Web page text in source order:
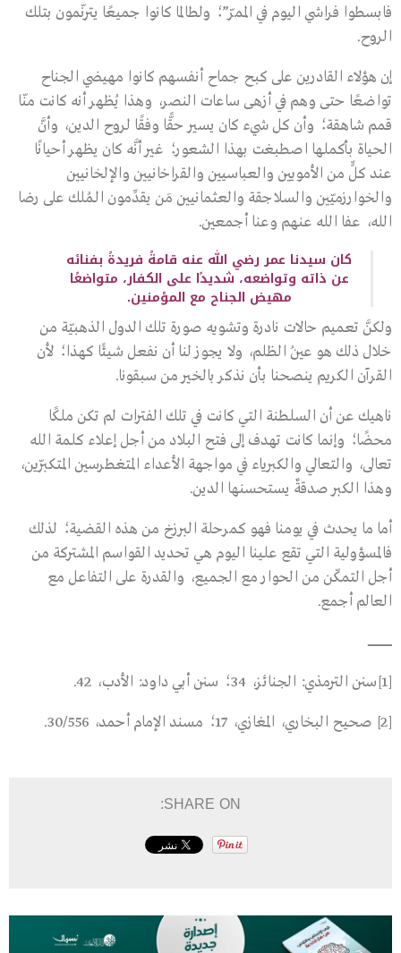
فابسطوا فراشي اليوم في الممرّ”؛ ولطالما كانوا جميعًا يترنّمون بتلك
الروح.
إن هؤلاء القادرين على كبح جماح أنفسهم كانوا مهيضي الجناح
تواضعًا حتى وهم في أزهى ساعات النصر، وهذا يُظهر أنه كانت منّا
قمم شاهقة؛ وأن كل شيء كان يسير حقًّا وفقًا لروح الدين، وأنَّ
الحياة بأكملها اصطبغت بهذا الشعور؛ غير أنَّه كان يظهر أحيانًا
عند كلٍّ من الأمويين والعباسيين والقراخانيين والإلخانيين
والخوارزميّين والسلاجقة والعثمانيين مَن يقدِّمون الـمُلك على رضا
الله، عفا الله عنهم وعنا أجمعين.
كان سيدنا عمر رضي الله عنه قامةً فريدةً بفنائه
عن ذاته وتواضعه، شديدًا على الكفار، متواضعًا
مهيض الجناح مع المؤمنين.
ولكنَّ تعميم حالات نادرة وتشويه صورة تلك الدول الذهبيّة من
خلال ذلك هو عينُ الظلم، ولا يجوز لنا أن نفعل شيئًا كهذا؛ لأن
القرآن الكريم ينصحنا بأن نذكر بالخير من سبقونا.
ناهيك عن أن السلطنة التي كانت في تلك الفترات لم تكن ملكًا
محضًا؛ وإنما كانت تهدف إلى فتح البلاد من أجل إعلاء كلمة الله
تعالى، والتعالي والكبرياء في مواجهة الأعداء المتغطرسين المتكبّرين،
وهذا الكبر صدقةٌ يستحسنها الدين.
أما ما يحدث في يومنا فهو كمرحلة البرزخ من هذه القضية؛ لذلك
فالمسؤولية التي تقع علينا اليوم هي تحديد القواسم المشتركة من
أجل التمكّن من الحوار مع الجميع، والقدرة على التفاعل مع
العالم أجمع.
ـــــــــــــــــــــــــــ
[1]سنن الترمذي: الجنائز، 34؛ سنن أبي داود: الأدب، 42.
[2] صحيح البخاري، المغازي، 17؛ مسند الإمام أحمد، 30/556.
SHARE ON: